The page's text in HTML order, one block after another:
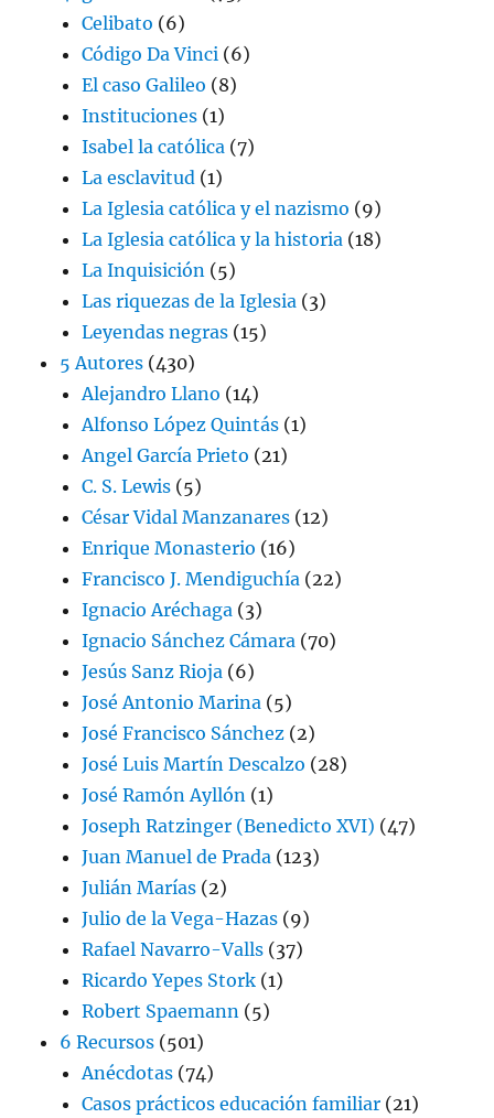
Celibato (6)
Código Da Vinci (6)
El caso Galileo (8)
Instituciones (1)
Isabel la católica (7)
La esclavitud (1)
La Iglesia católica y el nazismo (9)
La Iglesia católica y la historia (18)
La Inquisición (5)
Las riquezas de la Iglesia (3)
Leyendas negras (15)
5 Autores (430)
Alejandro Llano (14)
Alfonso López Quintás (1)
Angel García Prieto (21)
C. S. Lewis (5)
César Vidal Manzanares (12)
Enrique Monasterio (16)
Francisco J. Mendiguchía (22)
Ignacio Aréchaga (3)
Ignacio Sánchez Cámara (70)
Jesús Sanz Rioja (6)
José Antonio Marina (5)
José Francisco Sánchez (2)
José Luis Martín Descalzo (28)
José Ramón Ayllón (1)
Joseph Ratzinger (Benedicto XVI) (47)
Juan Manuel de Prada (123)
Julián Marías (2)
Julio de la Vega-Hazas (9)
Rafael Navarro-Valls (37)
Ricardo Yepes Stork (1)
Robert Spaemann (5)
6 Recursos (501)
Anécdotas (74)
Casos prácticos educación familiar (21)